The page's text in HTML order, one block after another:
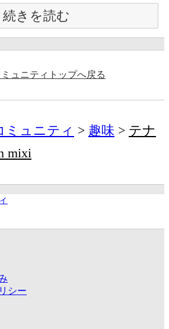
続きを読む
ミュニティトップへ戻る
ミュニティ 趣味
テナ
mixi
シー